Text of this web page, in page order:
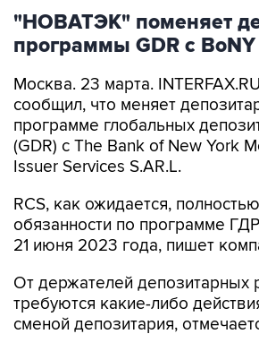
"НОВАТЭК" поменяет
программы GDR с BoNY
Москва. 23 марта.
сообщил, что меняет
программе глобальных
(GDR) с The Bank of New York
Issuer Services S.AR.L.
RCS, как ожидается,
обязанности по программе
21 июня 2023 года, пишет
От держателей депозитарных
требуются какие-либо
сменой депозитария,